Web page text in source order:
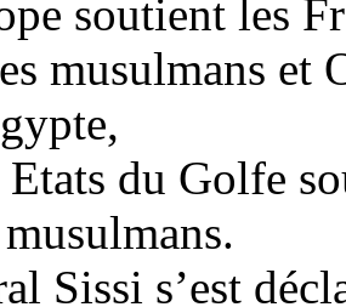
soutient les
musulmans et
du Golfe
Sissi s’est